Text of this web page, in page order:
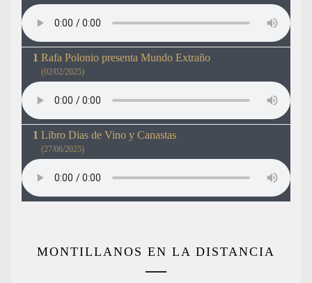
Rafa Polonio presenta Mundo Extraño
(02/02/2025)
Libro Dias de Vino y Canastas
(27/06/2025)
MONTILLANOS EN LA DISTANCIA